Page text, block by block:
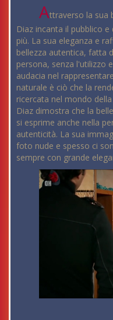
Attraverso la sua
Diaz incanta il pubblico
più. La sua eleganza e
bellezza autentica, fatta
persona, senza l'utilizzo
audacia nel
naturale è ciò che la
ricercata nel mondo
Diaz dimostra che la
si esprime anche nella
autenticità. La sua
foto nude e spesso ci
sempre con grande